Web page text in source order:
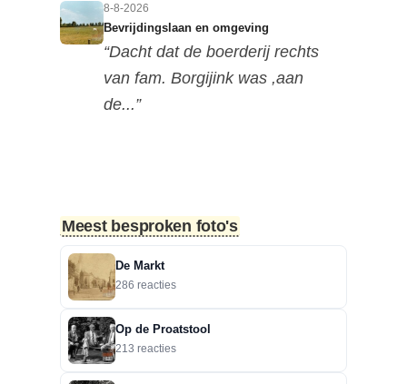
8-8-2026
Bevrijdingslaan en omgeving
“Dacht dat de boerderij rechts
van fam. Borgijink was ,aan
de...”
hoge resolutie op mijn mobiel...”
8-8-2026
Bevrijdingslaan en omgeving
“Lastig te zien naar welke kant
deze foto is genomen, maar ik...”
7-8-2026
Meest besproken foto's
De Markt
286 reacties
Op de Proatstool
213 reacties